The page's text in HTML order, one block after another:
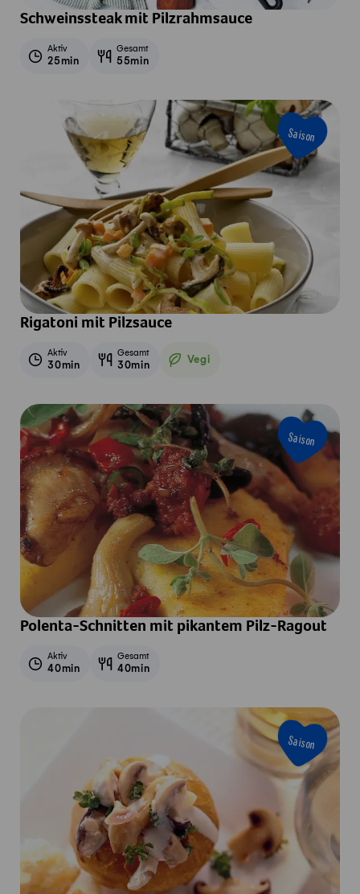
Schweinssteak mit Pilzrahmsauce
Aktiv
25min
Gesamt
55min
Saison
Rigatoni mit Pilzsauce
Aktiv
30min
Gesamt
30min Vegi
Vegetarisch
Saison
Polenta-Schnitten mit pikantem Pilz-Ragout
Aktiv
40min
Gesamt
40min
Saison